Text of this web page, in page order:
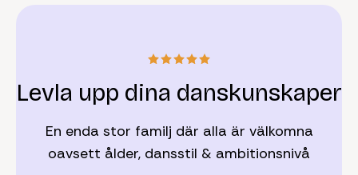
Levla upp dina danskunskaper
En enda stor familj där alla är välkomna
oavsett ålder, dansstil & ambitionsnivå